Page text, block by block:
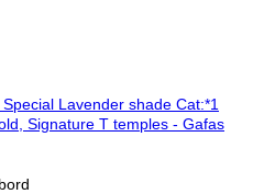
Lavender shade Cat:*1
Signature T temples - Gafas